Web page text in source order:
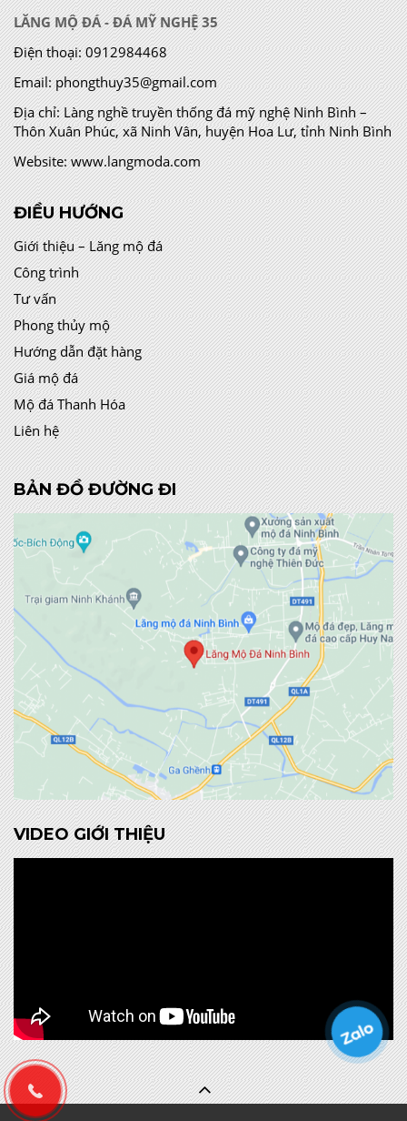
LĂNG MỘ ĐÁ - ĐÁ MỸ NGHỆ 35
Điện thoại: 0912984468
Email: phongthuy35@gmail.com
Địa chỉ:Làng nghề truyền thống đá mỹ nghệ Ninh Bình –
Thôn Xuân Phúc, xã Ninh Vân, huyện Hoa Lư, tỉnh Ninh Bình
Website: www.langmoda.com
ĐIỀU HƯỚNG
Giới thiệu – Lăng mộ đá
Công trình
Tư vấn
Phong thủy mộ
Hướng dẫn đặt hàng
Giá mộ đá
Mộ đá Thanh Hóa
Liên hệ
BẢN ĐỒ ĐƯỜNG ĐI
VIDEO GIỚI THIỆU